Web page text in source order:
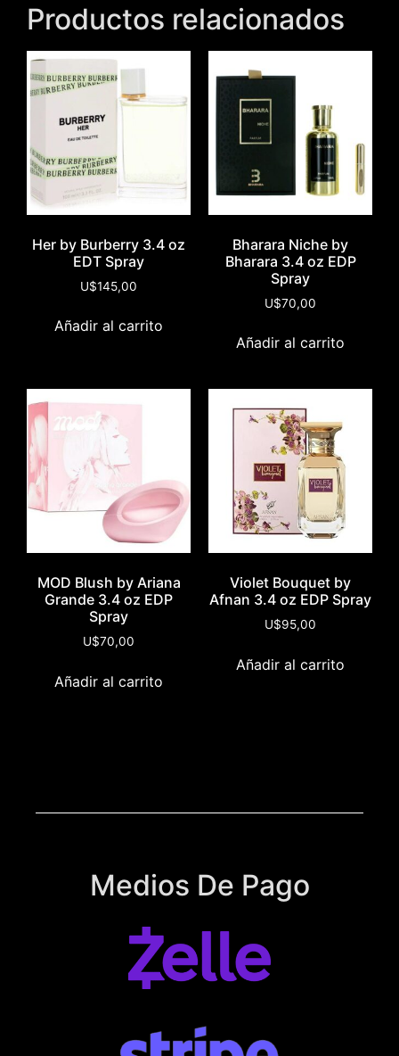
Productos relacionados
Her by Burberry 3.4 oz
EDT Spray
U$145,00
Añadir al carrito
Bharara Niche by
Bharara 3.4 oz EDP
Spray
U$70,00
Añadir al carrito
MOD Blush by Ariana
Grande 3.4 oz EDP
Spray
U$70,00
Añadir al carrito
Violet Bouquet by
Afnan 3.4 oz EDP Spray
U$95,00
Añadir al carrito
Medios De Pago